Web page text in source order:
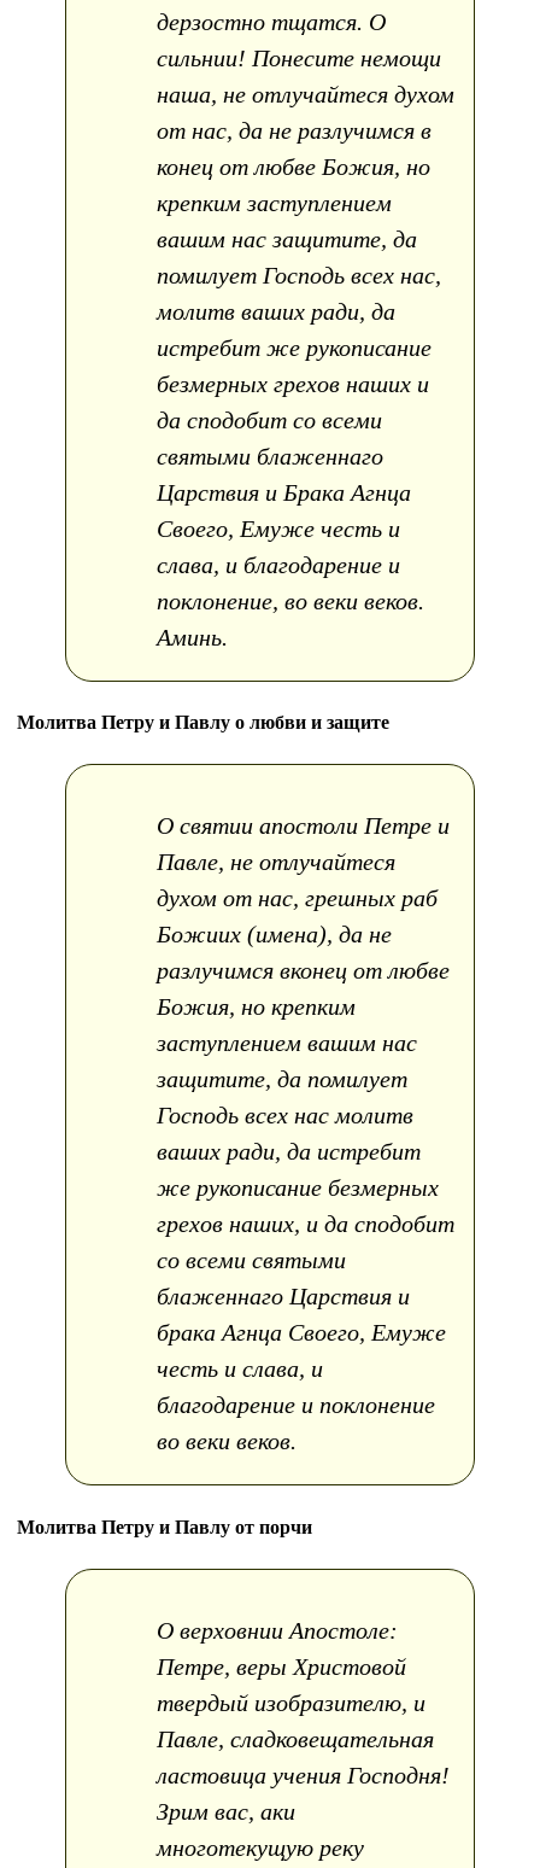
дерзостно тщатся. О
сильнии! Понесите немощи
наша, не отлучайтеся духом
от нас, да не разлучимся в
конец от любве Божия, но
крепким заступлением
вашим нас защитите, да
помилует Господь всех нас,
молитв ваших ради, да
истребит же рукописание
безмерных грехов наших и
да сподобит со всеми
святыми блаженнаго
Царствия и Брака Агнца
Своего, Емуже честь и
слава, и благодарение и
поклонение, во веки веков.
Аминь.
Молитва Петру и Павлу о любви и защите
О святии апостоли Петре и
Павле, не отлучайтеся
духом от нас, грешных раб
Божиих (имена), да не
разлучимся вконец от любве
Божия, но крепким
заступлением вашим нас
защитите, да помилует
Господь всех нас молитв
ваших ради, да истребит
же рукописание безмерных
грехов наших, и да сподобит
со всеми святыми
блаженнаго Царствия и
брака Агнца Своего, Емуже
честь и слава, и
благодарение и поклонение
во веки веков.
Молитва Петру и Павлу от порчи
О верховнии Апостоле:
Петре, веры Христовой
твердый изобразителю, и
Павле, сладковещательная
ластовица учения Господня!
Зрим вас, аки
многотекущую реку